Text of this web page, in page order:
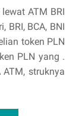
ATM BRI
BCA, BNI
token PLN
PLN yang .
ATM, struknya